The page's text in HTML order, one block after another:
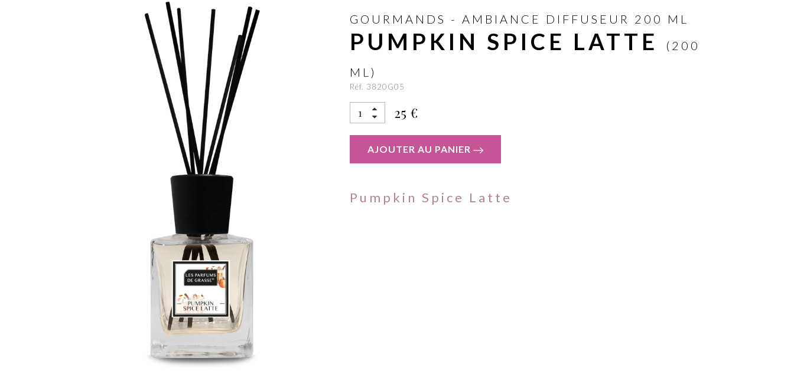
GOURMANDS - AMBIANCE DIFFUSEUR 200 ML
PUMPKIN SPICE LATTE
(200
ML)
Réf. 3820G05
25 €
AJOUTER AU PANIER
Pumpkin Spice Latte